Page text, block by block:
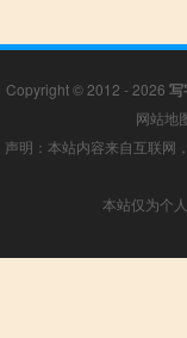
Copyright © 2012 - 2026 写
网站地
声明：本站内容来自互联网
本站仅为个